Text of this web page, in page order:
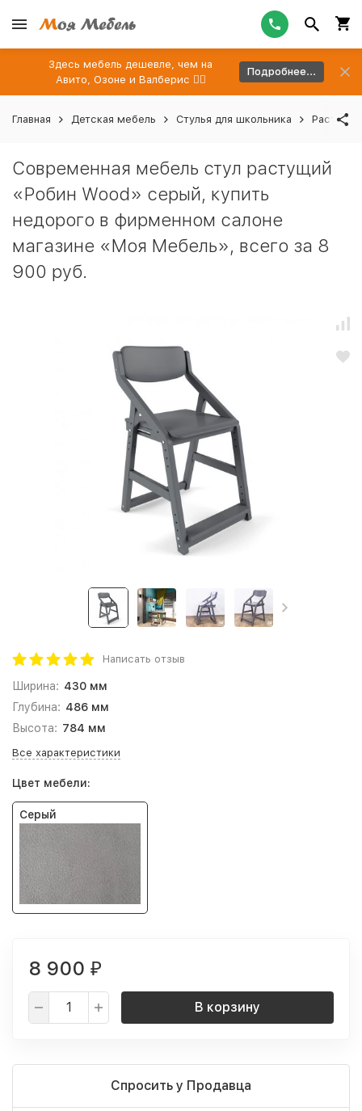
Здесь мебель дешевле, чем на
Авито, Озоне и Валберис 👉🏻
Подробнее...
Главная Детская мебель Стулья для школьника
Современная мебель стул растущий
«Робин Wood» серый, купить
недорого в фирменном салоне
магазине «Моя Мебель», всего за 8
900 руб.
Написать отзыв
Ширина: 430 мм
Глубина: 486 мм
Высота: 784 мм
Все характеристики
Цвет мебели:
Серый
8 900 ₽
В корзину
Спросить у Продавца